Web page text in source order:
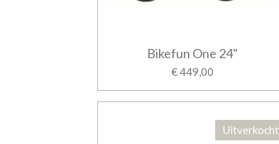
Bikefun One 24"
€ 449,00
Uitverkocht